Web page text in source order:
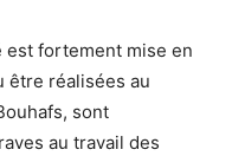
fortement mise en
être réalisées au
sont
au travail des